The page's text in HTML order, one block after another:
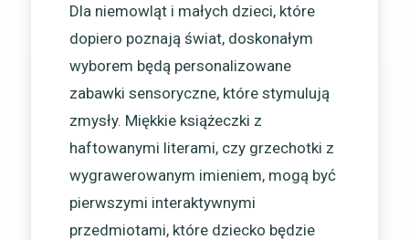
Dla niemowląt i małych dzieci, które
dopiero poznają świat, doskonałym
wyborem będą personalizowane
zabawki sensoryczne, które stymulują
zmysły. Miękkie książeczki z
haftowanymi literami, czy grzechotki z
wygrawerowanym imieniem, mogą być
pierwszymi interaktywnymi
przedmiotami, które dziecko będzie